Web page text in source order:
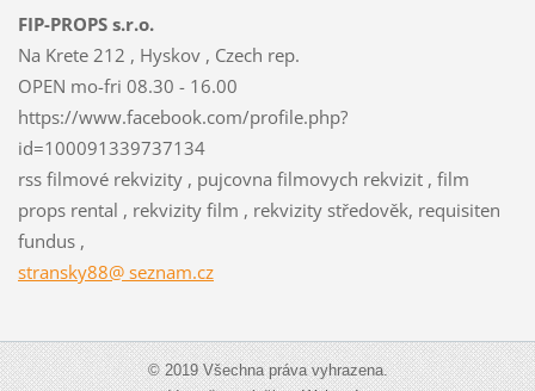
FIP-PROPS s.r.o.
Na Krete 212 , Hyskov , Czech rep.
OPEN mo-fri 08.30 - 16.00
https://www.facebook.com/profile.php?
id=100091339737134
rss filmové rekvizity , pujcovna filmovych rekvizit , film
props rental , rekvizity film , rekvizity středověk, requisiten
fundus ,
stransky88@ seznam.cz
© 2019 Všechna práva vyhrazena.